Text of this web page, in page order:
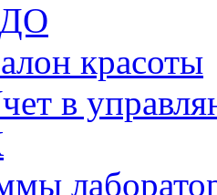
красоты
в